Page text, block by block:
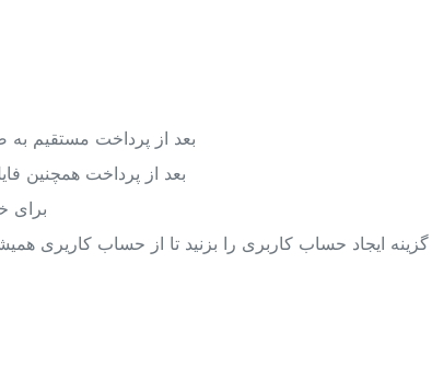
بعد از پرداخت مستقیم
بعد از پرداخت همچنین
برای
ایجاد حساب کاربری را بزنید تا از حساب کاریری